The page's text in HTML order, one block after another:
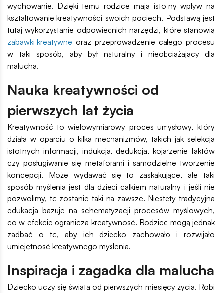
wychowanie. Dzięki temu rodzice mają istotny wpływ na
kształtowanie kreatywności swoich pociech. Podstawą jest
tutaj wykorzystanie odpowiednich narzędzi, które stanowią
zabawki kreatywne oraz przeprowadzenie całego procesu
w taki sposób, aby był naturalny i nieobciążający dla
malucha.
Nauka kreatywności od
pierwszych lat życia
Kreatywność to wielowymiarowy proces umysłowy, który
działa w oparciu o kilka mechanizmów, takich jak selekcja
istotnych informacji, indukcja, dedukcja, kojarzenie faktów
czy posługiwanie się metaforami i samodzielne tworzenie
koncepcji. Może wydawać się to zaskakujące, ale taki
sposób myślenia jest dla dzieci całkiem naturalny i jeśli nie
pozwolimy, to zostanie taki na zawsze. Niestety tradycyjna
edukacja bazuje na schematyzacji procesów myślowych,
co w efekcie ogranicza kreatywność. Rodzice mogą jednak
zadbać o to, aby ich dziecko zachowało i rozwijało
umiejętność kreatywnego myślenia.
Inspiracja i zagadka dla malucha
Dziecko uczy się świata od pierwszych miesięcy życia. Robi